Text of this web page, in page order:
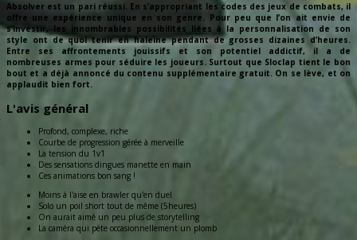
Absolver est un pari réussi. En s’appropriant les codes des jeux de combats, il
offre une expérience unique en son genre. Pour peu que l’on ait envie de
s’investir, les innombrables possibilités liées à la personnalisation de son
style ont de quoi tenir en haleine pendant de grosses dizaines d’heures.
Entre ses affrontements jouissifs et son potentiel addictif, il a de
nombreuses armes pour séduire les joueurs. Surtout que Sloclap tient le bon
bout et a déjà annoncé du contenu supplémentaire gratuit. On se lève, et on
applaudit bien fort.
L'avis général
Profond, complexe, riche
Courbe de progression gérée à merveille
La tension du 1v1
Des sensations dingues manette en main
Ces animations bon sang !
Moins à l'aise en brawler qu'en duel
Solo un poil short tout de même (5heures)
On aurait aimé un peu plus de storytelling
La caméra qui pète occasionnellement un plomb